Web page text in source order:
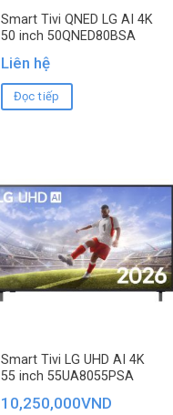
Smart Tivi QNED LG AI 4K
50 inch 50QNED80BSA
Liên hệ
Đọc tiếp
Smart Tivi LG UHD AI 4K
55 inch 55UA8055PSA
10,250,000VND